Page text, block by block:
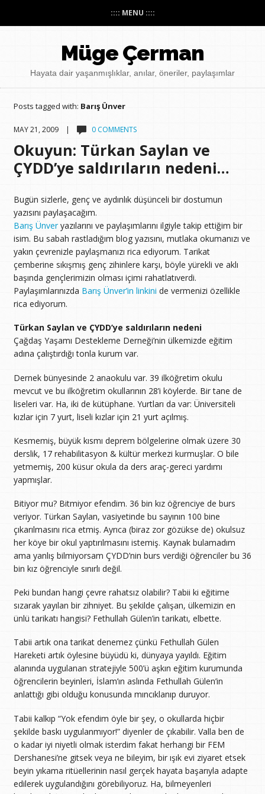
:::: MENU ::::
Müge Çerman
Hayata dair yaşanmışlıklar, anılar, öneriler, paylaşımlar
Posts tagged with: Barış Ünver
MAY 21, 2009 | 0 COMMENTS
Okuyun: Türkan Saylan ve
ÇYDD’ye saldırıların nedeni…
Bugün sizlerle, genç ve aydınlık düşünceli bir dostumun
yazısını paylaşacağım.
Barış Ünveryazılarını ve paylaşımlarını ilgiyle takip ettiğim bir
isim. Bu sabah rastladığım blog yazısını, mutlaka okumanızı ve
yakın çevrenizle paylaşmanızı rica ediyorum. Tarikat
çemberine sıkışmış genç zihinlere karşı, böyle yürekli ve aklı
başında gençlerimizin olması içimi rahatlatıverdi.
Paylaşımlarınızda Barış Ünver’in linkini de vermenizi özellikle
rica ediyorum.
Türkan Saylan ve ÇYDD’ye saldırıların nedeni
Çağdaş Yaşamı Destekleme Derneği’nin ülkemizde eğitim
adına çalıştırdığı tonla kurum var.
Dernek bünyesinde 2 anaokulu var. 39 ilköğretim okulu
mevcut ve bu ilköğretim okullarının 28’i köylerde. Bir tane de
liseleri var. Ha, iki de kütüphane. Yurtları da var: Üniversiteli
kızlar için 7 yurt, liseli kızlar için 21 yurt açılmış.
Kesmemiş, büyük kısmı deprem bölgelerine olmak üzere 30
derslik, 17 rehabilitasyon & kültür merkezi kurmuşlar. O bile
yetmemiş, 200 küsur okula da ders araç-gereci yardımı
yapmışlar.
Bitiyor mu? Bitmiyor efendim. 36 bin kız öğrenciye de burs
veriyor. Türkan Saylan, vasiyetinde bu sayının 100 bine
çıkarılmasını rica etmiş. Ayrıca (biraz zor gözükse de) okulsuz
her köye bir okul yaptırılmasını istemiş. Kaynak bulamadım
ama yanlış bilmiyorsam ÇYDD’nin burs verdiği öğrenciler bu 36
bin kız öğrenciyle sınırlı değil.
Peki bundan hangi çevre rahatsız olabilir? Tabii ki eğitime
sızarak yayılan bir zihniyet. Bu şekilde çalışan, ülkemizin en
ünlü tarikatı hangisi? Fethullah Gülen’in tarikatı, elbette.
Tabii artık ona tarikat denemez çünkü Fethullah Gülen
Hareketi artık öylesine büyüdü ki, dünyaya yayıldı. Eğitim
alanında uygulanan stratejiyle 500’ü aşkın eğitim kurumunda
öğrencilerin beyinleri, İslam’ın aslında Fethullah Gülen’in
anlattığı gibi olduğu konusunda mıncıklanıp duruyor.
Tabii kalkıp “Yok efendim öyle bir şey, o okullarda hiçbir
şekilde baskı uygulanmıyor!” diyenler de çıkabilir. Valla ben de
o kadar iyi niyetli olmak isterdim fakat herhangi bir FEM
Dershanesi’ne gitsek veya ne bileyim, bir ışık evi ziyaret etsek
beyin yıkama ritüellerinin nasıl gerçek hayata başarıyla adapte
edilerek uygulandığını görebiliyoruz. Ha, bilmeyenleri